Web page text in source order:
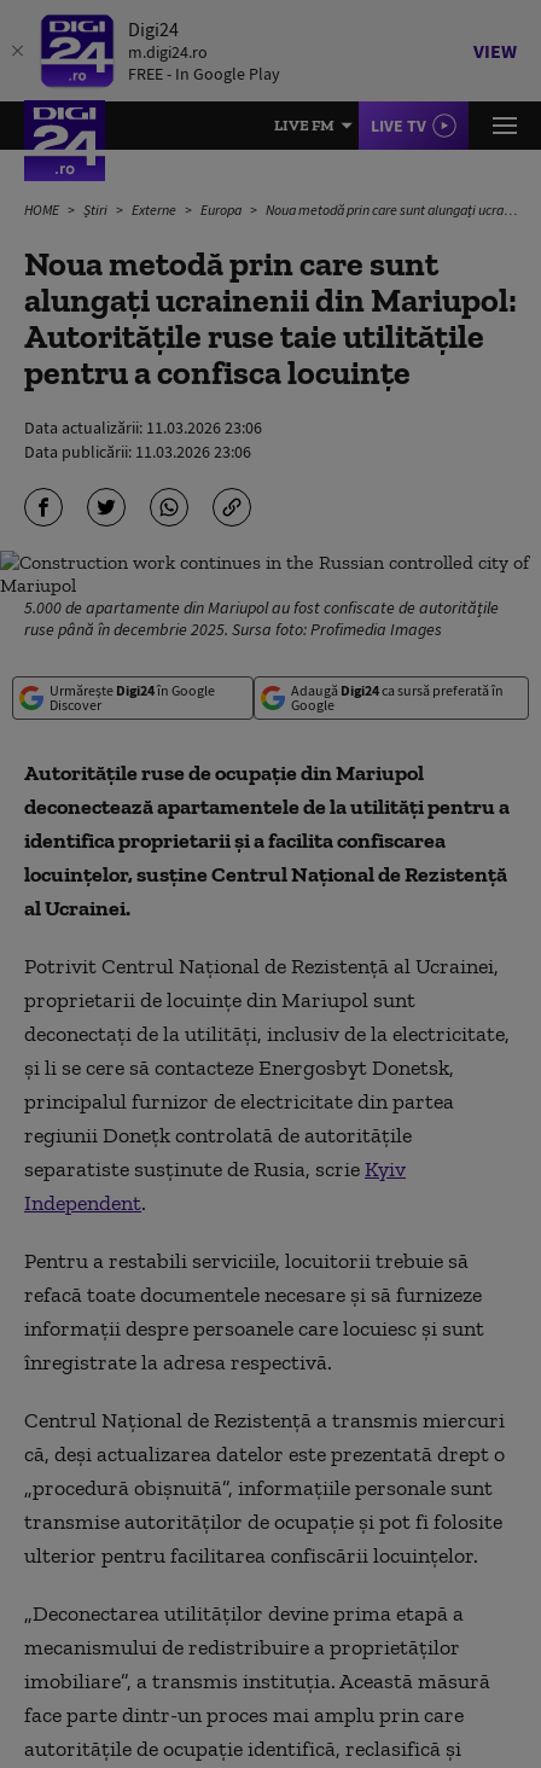
Digi24
m.digi24.ro
FREE - In Google Play
VIEW
LIVE FM LIVE TV
HOME Știri Externe Europa Noua metodă prin care sunt alungați ucrainenii din Mariupol: Autoritățile ruse taie utilitățile pentru a confisca locuințe
Noua metodă prin care sunt
alungați ucrainenii din Mariupol:
Autoritățile ruse taie utilitățile
pentru a confisca locuințe
Data actualizării: 11.03.2026 23:06
Data publicării: 11.03.2026 23:06
5.000 de apartamente din Mariupol au fost confiscate de autoritățile
ruse până în decembrie 2025. Sursa foto: Profimedia Images
Urmărește Digi24în Google
Discover
Adaugă Digi24ca sursă preferată în
Google
Autoritățile ruse de ocupație din Mariupol
deconectează apartamentele de la utilități pentru a
identifica proprietarii și a facilita confiscarea
locuințelor, susține Centrul Național de Rezistență
al Ucrainei.
Potrivit Centrul Național de Rezistență al Ucrainei,
proprietarii de locuințe din Mariupol sunt
deconectați de la utilități, inclusiv de la electricitate,
și li se cere să contacteze Energosbyt Donetsk,
principalul furnizor de electricitate din partea
regiunii Donețk controlată de autoritățile
separatiste susținute de Rusia, scrieKyiv
Independent.
Pentru a restabili serviciile, locuitorii trebuie să
refacă toate documentele necesare și să furnizeze
informații despre persoanele care locuiesc și sunt
înregistrate la adresa respectivă.
Centrul Național de Rezistență a transmis miercuri
că, deși actualizarea datelor este prezentată drept o
„procedură obișnuită”, informațiile personale sunt
transmise autorităților de ocupație și pot fi folosite
ulterior pentru facilitarea confiscării locuințelor.
„Deconectarea utilităților devine prima etapă a
mecanismului de redistribuire a proprietăților
imobiliare”, a transmis instituția. Această măsură
face parte dintr-un proces mai amplu prin care
autoritățile de ocupație identifică, reclasifică și